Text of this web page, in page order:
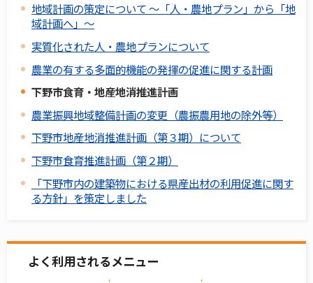
地域計画の策定について ～「人・農地プラン」から「地
域計画へ」～
実質化された人・農地プランについて
農業の有する多面的機能の発揮の促進に関する計画
下野市食育・地産地消推進計画
農業振興地域整備計画の変更（農振農用地の除外等）
下野市地産地消推進計画（第３期）について
下野市食育推進計画（第２期）
「下野市内の建築物における県産出材の利用促進に関す
る方針」を策定しました
よく利用されるメニュー